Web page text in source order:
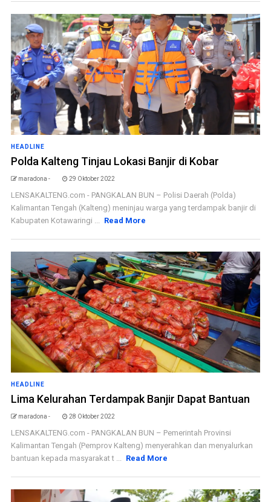
HEADLINE
Polda Kalteng Tinjau Lokasi Banjir di Kobar
maradona - 29 Oktober 2022
LENSAKALTENG.com - PANGKALAN BUN – Polisi Daerah (Polda)
Kalimantan Tengah (Kalteng) meninjau warga yang terdampak banjir di
Kabupaten Kotawaringi ... Read More
HEADLINE
Lima Kelurahan Terdampak Banjir Dapat Bantuan
maradona - 28 Oktober 2022
LENSAKALTENG.com - PANGKALAN BUN – Pemerintah Provinsi
Kalimantan Tengah (Pemprov Kalteng) menyerahkan dan menyalurkan
bantuan kepada masyarakat t ... Read More